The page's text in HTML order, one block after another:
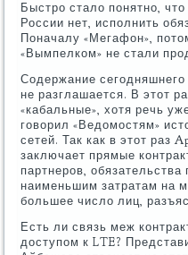
Быстро стало понятно, что
России нет, исполнить
Поначалу «Мегафон»,
«Вымпелком» не стали
Содержание
не разглашается. В этот
«кабальные», хотя речь
говорил «Ведомостям»
сетей. Так как в этот раз
заключает прямые
партнеров,
наименьшим затратам на
большее число лиц,
Есть ли связь меж
доступом к LTE?